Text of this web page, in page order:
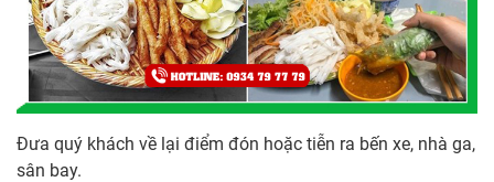
Đưa quý khách về lại điểm đón hoặc tiễn ra bến xe, nhà ga,
sân bay.